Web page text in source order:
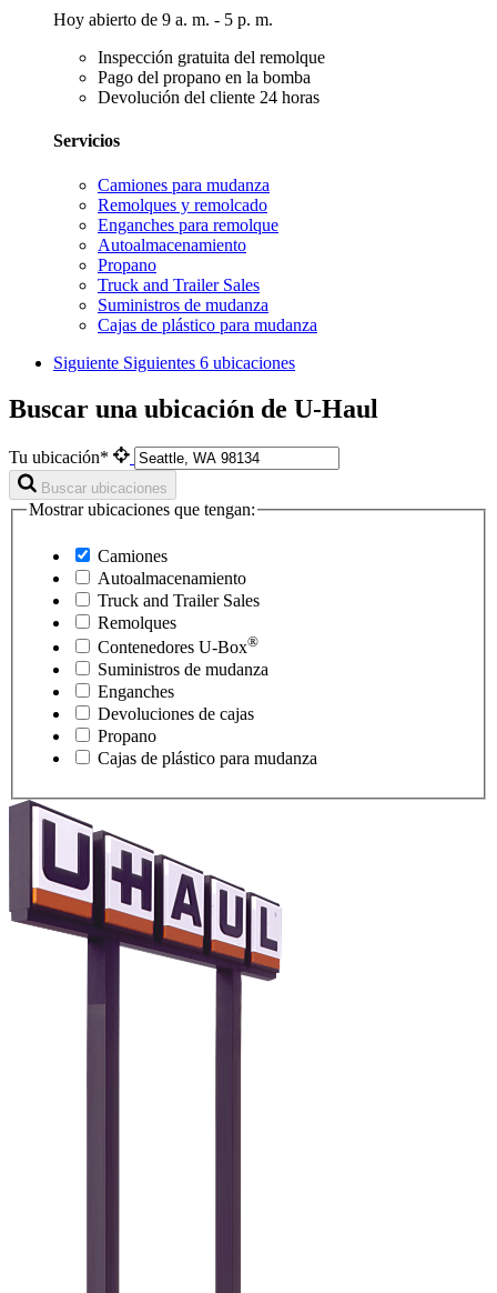
Hoy abierto de 9 a. m. - 5 p. m.
Inspección gratuita del remolque
Pago del propano en la bomba
Devolución del cliente 24 horas
Servicios
Camiones para mudanza
Remolques y remolcado
Enganches para remolque
Autoalmacenamiento
Propano
Truck and Trailer Sales
Suministros de mudanza
Cajas de plástico para mudanza
Siguiente Siguientes 6 ubicaciones
Buscar una ubicación de U-Haul
Tu ubicación*
Buscar ubicaciones
Mostrar ubicaciones que tengan:
Camiones
Autoalmacenamiento
Truck and Trailer Sales
Remolques
Contenedores U-Box®
Suministros de mudanza
Enganches
Devoluciones de cajas
Propano
Cajas de plástico para mudanza